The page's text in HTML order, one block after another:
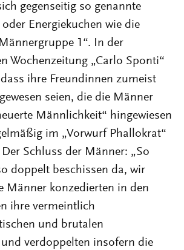
gegenseitig so genannte
Energiekuchen wie die
1“. In der
Wochenzeitung „Carlo Sponti“
ihre Freundinnen zumeist
seien, die die Männer
Männlichkeit“ hingewiesen
im „Vorwurf Phallokrat“
Schluss der Männer: „So
doppelt beschissen da, wir
Männer konzedierten in den
ihre vermeintlich
und brutalen
verdoppelten insofern die